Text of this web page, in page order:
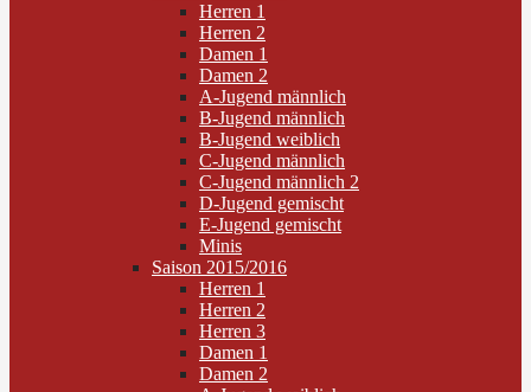
Herren 1
Herren 2
Damen 1
Damen 2
A-Jugend männlich
B-Jugend männlich
B-Jugend weiblich
C-Jugend männlich
C-Jugend männlich 2
D-Jugend gemischt
E-Jugend gemischt
Minis
Saison 2015/2016
Herren 1
Herren 2
Herren 3
Damen 1
Damen 2